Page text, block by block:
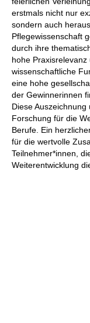
erstmals nicht nur
sondern auch
Pflegewissenschaft
durch ihre
hohe Praxisrelevanz
wissenschaftliche
eine hohe
der Gewinnerinnen
Diese
Forschung für die
Berufe. Ein
für die wertvolle
Teilnehmer*innen,
Weiterentwicklung